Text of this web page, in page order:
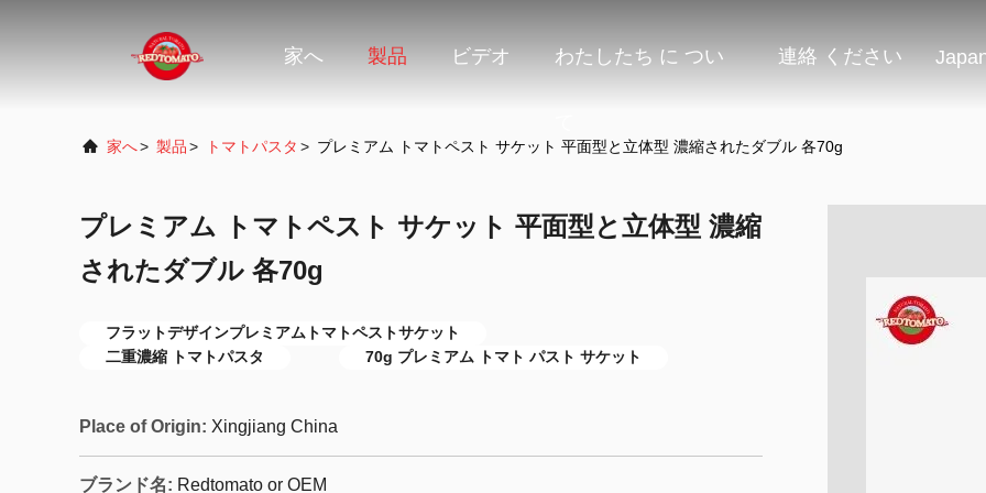
家へ 製品 ビデオ わたしたち に つい 連絡 ください
家へ> 製品> トマトパスタ > プレミアム トマトペスト サケット 平面型と立体型 濃縮されたダブル 各70g
プレミアム トマトペスト サケット 平面型と立体型 濃縮
されたダブル 各70g
フラットデザインプレミアムトマトペストサケット
二重濃縮 トマトパスタ
70g プレミアム トマト パスト サケット
Place of Origin: Xingjiang China
ブランド名: Redtomato or OEM